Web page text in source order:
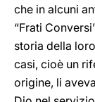
che in alcuni
“Frati
storia della
casi, cioè un
origine, li